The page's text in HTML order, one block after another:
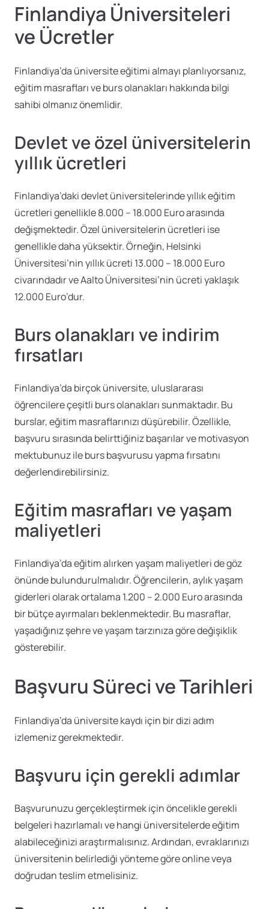
Finlandiya Üniversiteleri
ve Ücretler
Finlandiya’da üniversite eğitimi almayı planlıyorsanız,
eğitim masrafları ve burs olanakları hakkında bilgi
sahibi olmanız önemlidir.
Devlet ve özel üniversitelerin
yıllık ücretleri
Finlandiya’daki devlet üniversitelerinde yıllık eğitim
ücretleri genellikle 8.000 – 18.000 Euro arasında
değişmektedir. Özel üniversitelerin ücretleri ise
genellikle daha yüksektir. Örneğin, Helsinki
Üniversitesi’nin yıllık ücreti 13.000 – 18.000 Euro
civarındadır ve Aalto Üniversitesi’nin ücreti yaklaşık
12.000 Euro’dur.
Burs olanakları ve indirim
fırsatları
Finlandiya’da birçok üniversite, uluslararası
öğrencilere çeşitli burs olanakları sunmaktadır. Bu
burslar, eğitim masraflarınızı düşürebilir. Özellikle,
başvuru sırasında belirttiğiniz başarılar ve motivasyon
mektubunuz ile burs başvurusu yapma fırsatını
değerlendirebilirsiniz.
Eğitim masrafları ve yaşam
maliyetleri
Finlandiya’da eğitim alırken yaşam maliyetleri de göz
önünde bulundurulmalıdır. Öğrencilerin, aylık yaşam
giderleri olarak ortalama 1.200 – 2.000 Euro arasında
bir bütçe ayırmaları beklenmektedir. Bu masraflar,
yaşadığınız şehre ve yaşam tarzınıza göre değişiklik
gösterebilir.
Başvuru Süreci ve Tarihleri
Finlandiya’da üniversite kaydı için bir dizi adım
izlemeniz gerekmektedir.
Başvuru için gerekli adımlar
Başvurunuzu gerçekleştirmek için öncelikle gerekli
belgeleri hazırlamalı ve hangi üniversitelerde eğitim
alabileceğinizi araştırmalısınız. Ardından, evraklarınızı
üniversitenin belirlediği yönteme göre online veya
doğrudan teslim etmelisiniz.